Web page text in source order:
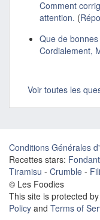
Comment
attention. (
Que de
Cordialement,
Voir toutes les
Conditions Générales
Recettes stars:
Tiramisu - Crumble -
© Les Foodies
This site is protected
Policy and Terms of